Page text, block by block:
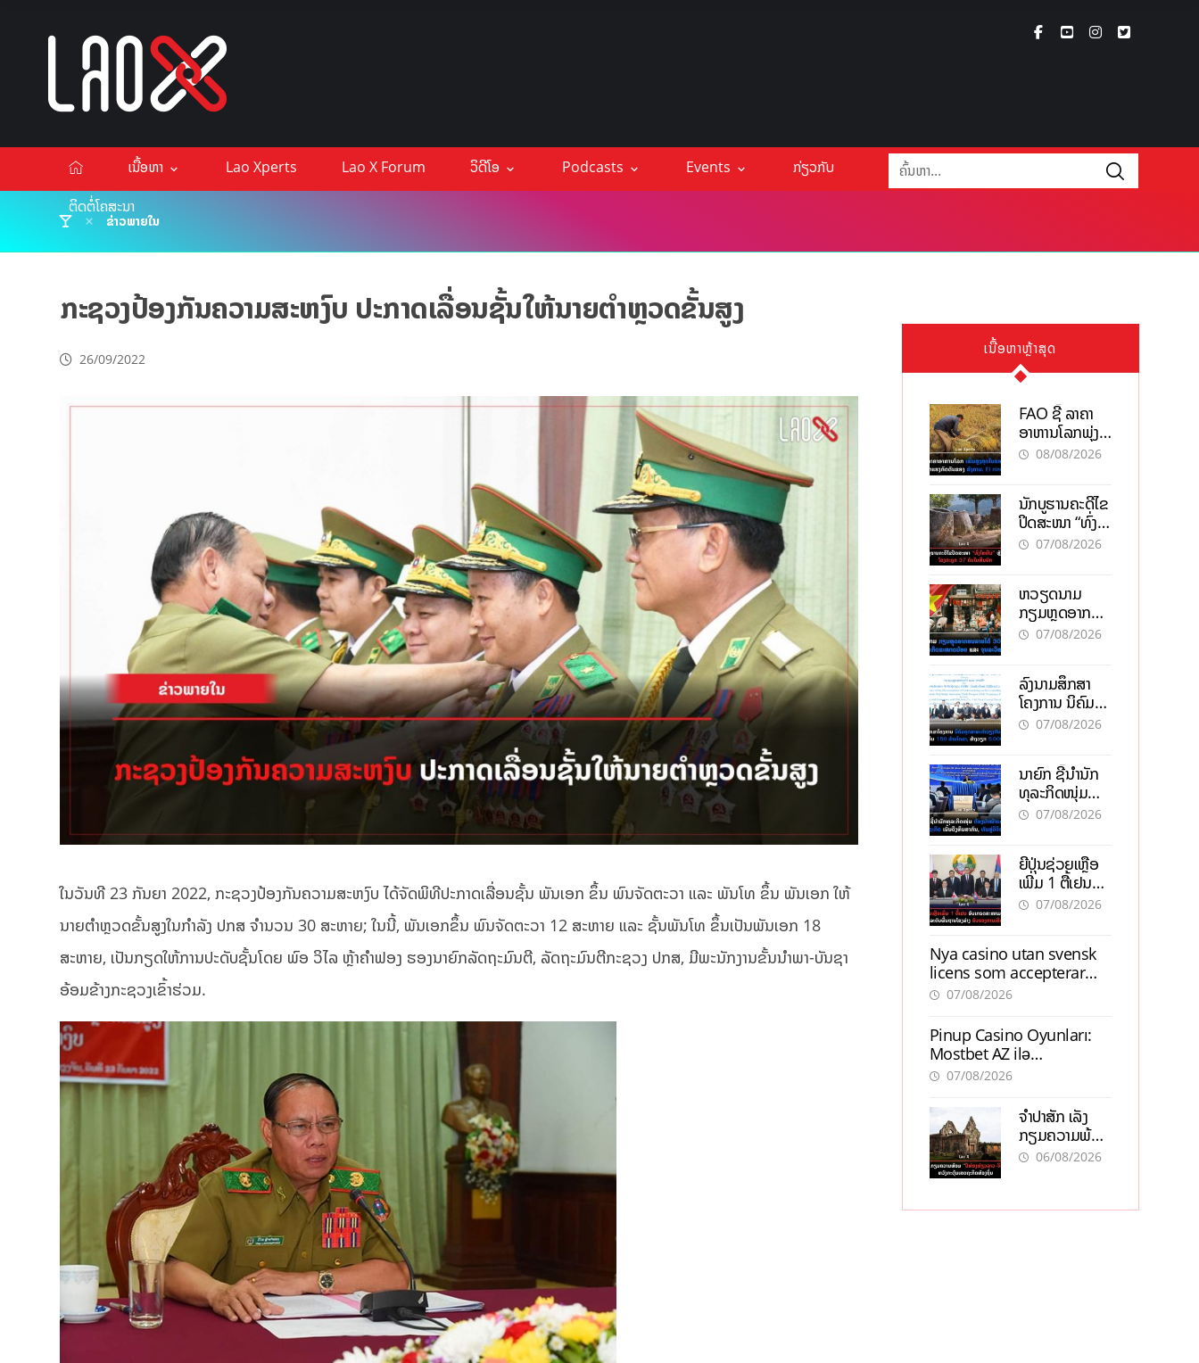
ເນື້ອຫາ Lao Xperts Lao X Forum ວິດີໂອ Podcasts Events
ກ່ຽວກັບ
ຕິດຕໍ່ໂຄສະນາ
ຂ່າວພາຍໃນ
ກະຊວງປ້ອງກັນຄວາມສະຫງົບ ປະກາດເລື່ອນຊັ້ນໃຫ້ນາຍຕຳຫຼວດຂັ້ນສູງ
26/09/2022
ໃນວັນທີ 23 ກັນຍາ 2022, ກະຊວງປ້ອງກັນຄວາມສະຫງົບ ໄດ້ຈັດພິທີປະກາດເລື່ອນຊັ້ນ ພັນເອກ ຂຶ້ນ ພົນຈັດຕະວາ ແລະ ພັນໂທ ຂຶ້ນ ພັນເອກ ໃຫ້
ນາຍຕຳຫຼວດຂັ້ນສູງໃນກຳລັງ ປກສ ຈຳນວນ 30 ສະຫາຍ; ໃນນີ້, ພັນເອກຂຶ້ນ ພົນຈັດຕະວາ 12 ສະຫາຍ ແລະ ຊັ້ນພັນໂທ ຂຶ້ນເປັນພັນເອກ 18
ສະຫາຍ, ເປັນກຽດໃຫ້ການປະດັບຊັ້ນໂດຍ ພົອ ວິໄລ ຫຼ້າຄຳຟອງ ຮອງນາຍົກລັດຖະມົນຕີ, ລັດຖະມົນຕີກະຊວງ ປກສ, ມີພະນັກງານຂັ້ນນຳພາ-ບັນຊາ
ອ້ອມຂ້າງກະຊວງເຂົ້າຮ່ວມ.
ເນື້ອຫາຫຼ້າສຸດ
FAO ຊີ້ ລາຄາ
ອາຫານໂລກພຸ່ງ
ສູງສຸດໃນຮອບ 3
ສົງຄາມ, El
nino
08/08/2026
ນັກບູຮານຄະດີໄຂ
ປິດສະໜາ “ທົ່ງ
ໄຫຫີນ” ຫຼັງພົບ
07/08/2026
ຫວຽດນາມ
ກຽມຫຼຸດອາກອນ
ລາຍໄດ້ 30%
ແລະ ຈຸນລະ
ວິສາຫະກິດ
07/08/2026
ລົງນາມສຶກສາ
ໂຄງການ ນິຄົມ
ອຸດສາຫະກຳ
150 ລ້ານໂດລາ,
ສ້າງວຽກ 5.000
ຕຳແໜ່ງ
07/08/2026
ນາຍົກ ຊີ້ນຳນັກ
ທຸລະກິດໜຸ່ມ
ຕ້ອງນຳໜ້າແກ້
ສາກົນ, ຫັນສູ່ດິຈິ
ຕອນ
07/08/2026
ຍີ່ປຸ່ນຊ່ວຍເຫຼືອ
ເພີ່ມ 1 ຕື້ເຢນ
ອັບເກຣດ
ເຕີບໂຕ
07/08/2026
Nya casino utan svensk
licens som accepterar
Swish: En jämförelse
07/08/2026
Pinup Casino Oyunları:
Mostbet AZ ilə
Müqayisədə Nə Təqdim
07/08/2026
ຈຳປາສັກ ເລັ່ງ
ກຽມຄວາມພ້ອມ
“ປີທ່ອງທ່ຽວ
ເສດຖະກິດ
06/08/2026